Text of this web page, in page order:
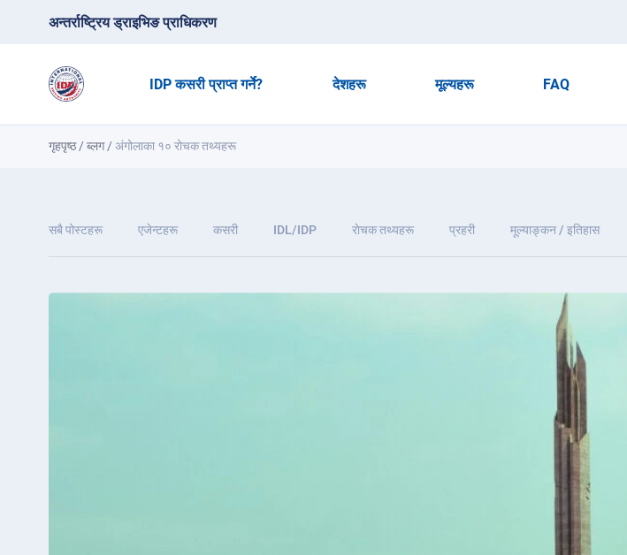
अन्तर्राष्ट्रिय ड्राइभिङ प्राधिकरण
IDP कसरी प्राप्त गर्ने? देशहरू मूल्यहरू FAQ
गृहपृष्ठ/ब्लग/अंगोलाका १० रोचक तथ्यहरू
सबै पोस्टहरू एजेन्टहरू कसरी IDL/IDP राेचक तथ्यहरू प्रहरी मूल्याङ्कन / इतिहास